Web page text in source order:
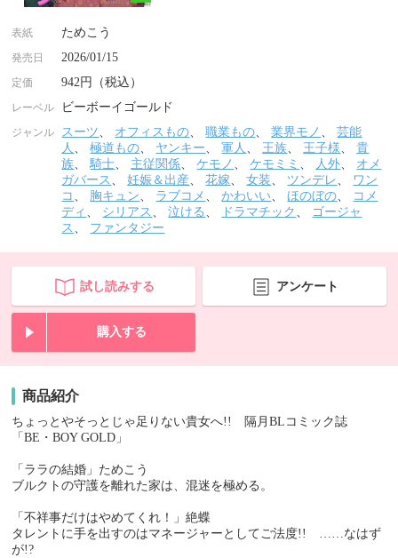
表紙 ためこう
発売日 2026/01/15
定価 942円（税込）
レーベル ビーボーイゴールド
ジャンル スーツ、 オフィスもの、職業もの、業界モノ 、芸能
人 、極道もの、 ヤンキー、軍人 、 王族、 王子様、貴
族、騎士、 主従関係、ケモノ 、ケモミミ 、 人外、 オメ
ガバース 、妊娠＆出産、花嫁、女装、 ツンデレ 、
ワン
コ 、 胸キュン、 ラブコメ 、かわいい、ほのぼの、
コメ
ディ 、 シリアス 、泣ける 、 ドラマチック 、
ゴージャ
ス 、 ファンタジー
試し読みする アンケート
購入する
商品紹介
ちょっとやそっとじゃ足りない貴女へ!! 隔月BLコミック誌
「BE・BOY GOLD」
「ララの結婚」ためこう
ブルクトの守護を離れた家は、混迷を極める。
「不祥事だけはやめてくれ！」絶蝶
タレントに手を出すのはマネージャーとしてご法度!! ……なはず
が!?